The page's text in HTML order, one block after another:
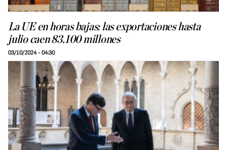
La UE en horas bajas: las exportaciones hasta
julio caen 83.100 millones
03/10/2024 - 04:30